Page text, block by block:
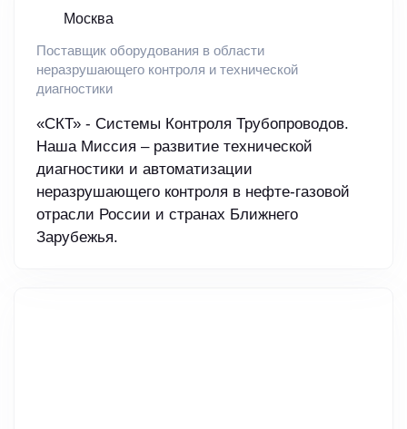
Москва
Поставщик оборудования в области
неразрушающего контроля и технической
диагностики
«СКТ» - Системы Контроля Трубопроводов.
Наша Миссия – развитие технической
диагностики и автоматизации
неразрушающего контроля в нефте-газовой
отрасли России и странах Ближнего
Зарубежья.